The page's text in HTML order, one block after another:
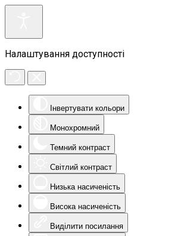
Налаштування доступності
Інвертувати кольори
Монохромний
Темний контраст
Світлий контраст
Низька насиченість
Висока насиченість
Виділити посилання